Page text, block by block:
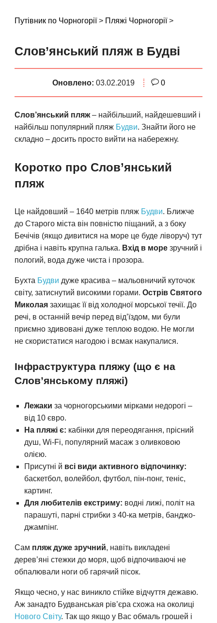
Путівник по Чорногорії> Пляжі Чорногорії>
Слов’янський пляж в Будві
Оновлено: 03.02.2019 0
Слов’янський пляж– найбільший, найдешевший і
найбільш популярний пляж Будви. Знайти його не
складно – досить просто вийти на набережну.
Коротко про Слов’янський
пляж
Це найдовший – 1640 метрів пляж Будви. Ближче
до Старого міста він повністю піщаний, а з боку
Бечічів (якщо дивитися на море це буде ліворуч) тут
дрібна і навіть крупна галька. Вхід в море зручний і
пологий, вода дуже чиста і прозора.
Бухта Будви дуже красива – мальовничий куточок
світу, затиснутий високими горами. Острів Святого
Миколая захищає її від холодної морської течії. До
речі, в останній вечір перед від’їздом, ми були
приємно здивовані дуже теплою водою. Не могли
не скористатися нагодою і всмак накупалися.
Інфраструктура пляжу (що є на
Слов’янському пляжі)
Лежаки за чорногорськими мірками недорогі –
від 10 євро.
На пляжі є: кабінки для переодягання, прісний
душ, Wi-Fi, популярний масаж з оливковою
олією.
Присутні й всі види активного відпочинку:
баскетбол, волейбол, футбол, пін-понг, теніс,
картинг.
Для любителів екстриму: водні лижі, політ на
парашуті, парні стрибки з 40-ка метрів, банджо-
джампінг.
Сам пляж дуже зручний, навіть викладені
дерев’яні стежки до моря, щоб відпочиваючі не
обпалювали ноги об гарячий пісок.
Якщо чесно, у нас виникло стійке відчуття дежавю.
Аж занадто Будванськая рів’єра схожа на околиці
Нового Світу. Так що якщо у Вас обмаль грошей і